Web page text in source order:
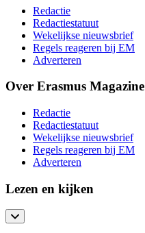
Redactie
Redactiestatuut
Wekelijkse nieuwsbrief
Regels reageren bij EM
Adverteren
Over Erasmus Magazine
Redactie
Redactiestatuut
Wekelijkse nieuwsbrief
Regels reageren bij EM
Adverteren
Lezen en kijken